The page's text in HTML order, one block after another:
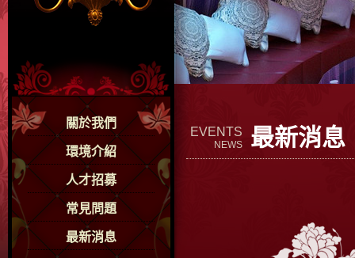
關於我們
環境介紹
人才招募
常見問題
最新消息
EVENTS
NEWS 最新消息